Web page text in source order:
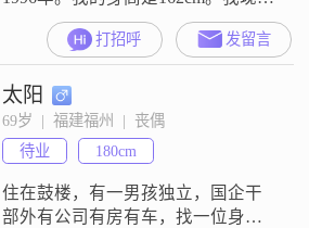
的工作地点在泉州，每个月的收入
在5001元到8000元之间。我的学历
是高中及以下。我是一个善解人意
的人，平时比较乐观积极，平时也
是独立自信的，性格上属于温柔体
贴的类型。以上就是关于我的基本
情况介绍，如果你觉得这些信息还
算符合你的预期，并且你也在寻找
一段
打招呼 发留言
太阳
69岁  |  福建福州  |  丧偶
待业
180cm
住在鼓楼，有一男孩独立，国企干
部外有公司有房有车，找一位身高